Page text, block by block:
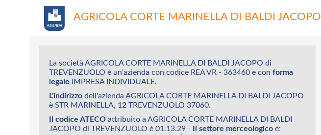
AGRICOLA CORTE MARINELLA DI BALDI JACOPO
La società AGRICOLA CORTE MARINELLA DI BALDI JACOPO di
TREVENZUOLO è un'azienda con codice REA VR - 363460 e con forma
legale IMPRESA INDIVIDUALE.
L'indirizzo dell'azienda AGRICOLA CORTE MARINELLA DI BALDI JACOPO
è STR MARINELLA, 12 TREVENZUOLO 37060.
Il codice ATECO attribuito a AGRICOLA CORTE MARINELLA DI BALDI
JACOPO di TREVENZUOLO è 01.13.29 -
Il settore merceologico è: